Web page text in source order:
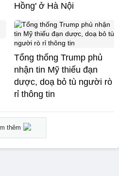
Hồng' ở Hà Nội
Tổng thống Trump phủ
nhận tin Mỹ thiếu đạn
dược, doạ bỏ tù người rò
rỉ thông tin
thêm